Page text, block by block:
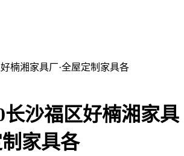
楠湘家具厂·全屋定制家具各
长沙福区好楠湘家具
家具各